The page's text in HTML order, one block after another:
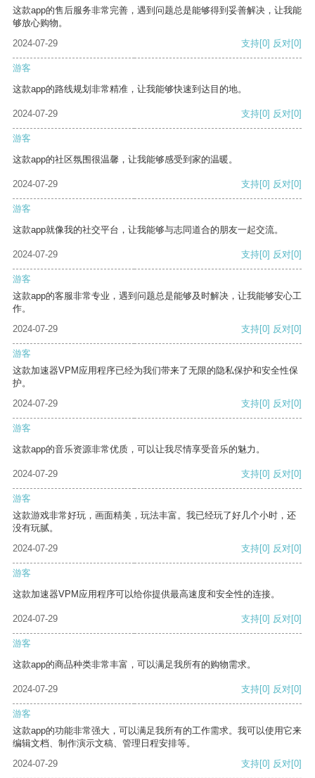
这款app的售后服务非常完善，遇到问题总是能够得到妥善解决，让我能
够放心购物。
2024-07-29
支持[0] 反对[0]
游客
这款app的路线规划非常精准，让我能够快速到达目的地。
2024-07-29 支持[0] 反对[0]
游客
这款app的社区氛围很温馨，让我能够感受到家的温暖。
2024-07-29 支持[0] 反对[0]
游客
这款app就像我的社交平台，让我能够与志同道合的朋友一起交流。
2024-07-29 支持[0] 反对[0]
游客
这款app的客服非常专业，遇到问题总是能够及时解决，让我能够安心工
作。
2024-07-29
支持[0] 反对[0]
游客
这款加速器VPM应用程序已经为我们带来了无限的隐私保护和安全性保
护。
2024-07-29
支持[0] 反对[0]
游客
这款app的音乐资源非常优质，可以让我尽情享受音乐的魅力。
2024-07-29 支持[0] 反对[0]
游客
这款游戏非常好玩，画面精美，玩法丰富。我已经玩了好几个小时，还
没有玩腻。
2024-07-29
支持[0] 反对[0]
游客
这款加速器VPM应用程序可以给你提供最高速度和安全性的连接。
2024-07-29 支持[0] 反对[0]
游客
这款app的商品种类非常丰富，可以满足我所有的购物需求。
2024-07-29 支持[0] 反对[0]
游客
这款app的功能非常强大，可以满足我所有的工作需求。我可以使用它来
编辑文档、制作演示文稿、管理日程安排等。
2024-07-29
支持[0] 反对[0]